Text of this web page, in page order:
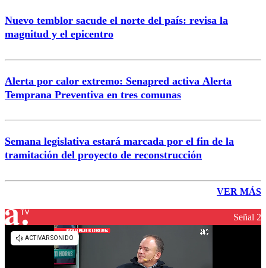
Nuevo temblor sacude el norte del país: revisa la
magnitud y el epicentro
Alerta por calor extremo: Senapred activa Alerta
Temprana Preventiva en tres comunas
Semana legislativa estará marcada por el fin de la
tramitación del proyecto de reconstrucción
VER MÁS
Señal 2